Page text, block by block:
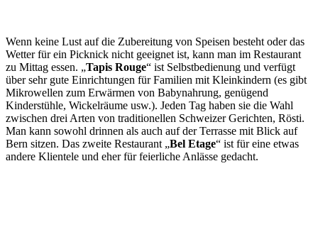
Wenn keine Lust auf die Zubereitung von Speisen besteht oder das
Wetter für ein Picknick nicht geeignet ist, kann man im Restaurant
zu Mittag essen. „Tapis Rouge“ ist Selbstbedienung und verfügt
über sehr gute Einrichtungen für Familien mit Kleinkindern (es gibt
Mikrowellen zum Erwärmen von Babynahrung, genügend
Kinderstühle, Wickelräume usw.). Jeden Tag haben sie die Wahl
zwischen drei Arten von traditionellen Schweizer Gerichten, Rösti.
Man kann sowohl drinnen als auch auf der Terrasse mit Blick auf
Bern sitzen. Das zweite Restaurant „Bel Etage“ ist für eine etwas
andere Klientele und eher für feierliche Anlässe gedacht.